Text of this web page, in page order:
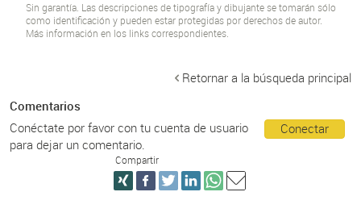
Sin garantía. Las descripciones de tipografía y dibujante se tomarán sólo
como identificación y pueden estar protegidas por derechos de autor.
Más información en los links correspondientes.
Retornar a la búsqueda principal
Comentarios
Conectar
Conéctate por favor con tu cuenta de usuario
para dejar un comentario.
Compartir